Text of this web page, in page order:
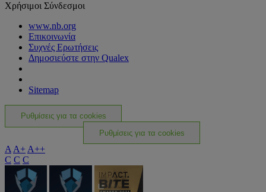
Χρήσιμοι Σύνδεσμοι
www.nb.org
Επικοινωνία
Συχνές Ερωτήσεις
Δημοσιεύστε στην Qualex
Sitemap
Ρυθμίσεις για τα cookies
Ρυθμίσεις για τα cookies
A A+ A++
C C C